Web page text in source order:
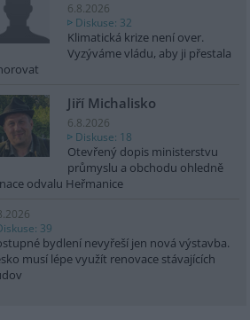
6.8.2026
Diskuse: 32
Klimatická krize není over.
Vyzýváme vládu, aby ji přestala
Jiří Michalisko
6.8.2026
Diskuse: 18
Otevřený dopis ministerstvu
průmyslu a obchodu ohledně
odvalu Heřmanice
39
bydlení nevyřeší jen nová výstavba.
musí lépe využít renovace stávajících